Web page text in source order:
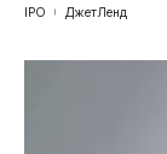
IPO ДжетЛенд